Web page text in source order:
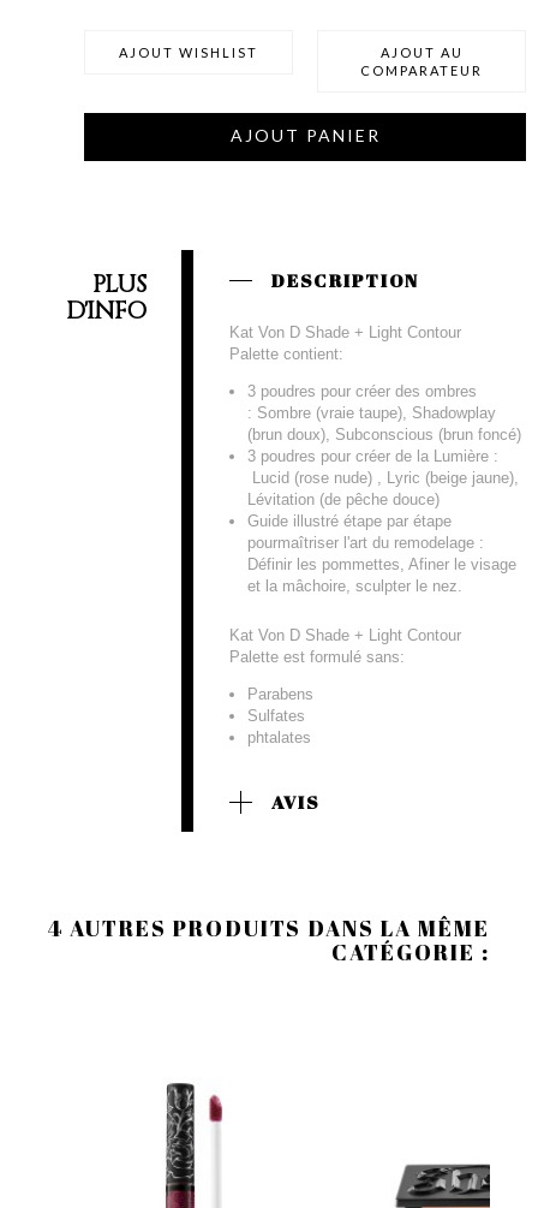
AJOUT WISHLIST
AJOUT AU
COMPARATEUR
AJOUT PANIER
PLUS
D'INFO
DESCRIPTION
Kat Von D Shade + Light Contour
Palette contient:
3 poudres pour créer des ombres
: Sombre (vraie taupe), Shadowplay
(brun doux), Subconscious (brun foncé)
3 poudres pour créer de la Lumière :
Lucid (rose nude) , Lyric (beige jaune),
Lévitation (de pêche douce)
Guide illustré étape par étape
pourmaîtriser l'art du remodelage :
Définir les pommettes, Afiner le visage
et la mâchoire, sculpter le nez.
Kat Von D Shade + Light Contour
Palette est formulé sans:
Parabens
Sulfates
phtalates
AVIS
4 AUTRES PRODUITS DANS LA MÊME
CATÉGORIE :